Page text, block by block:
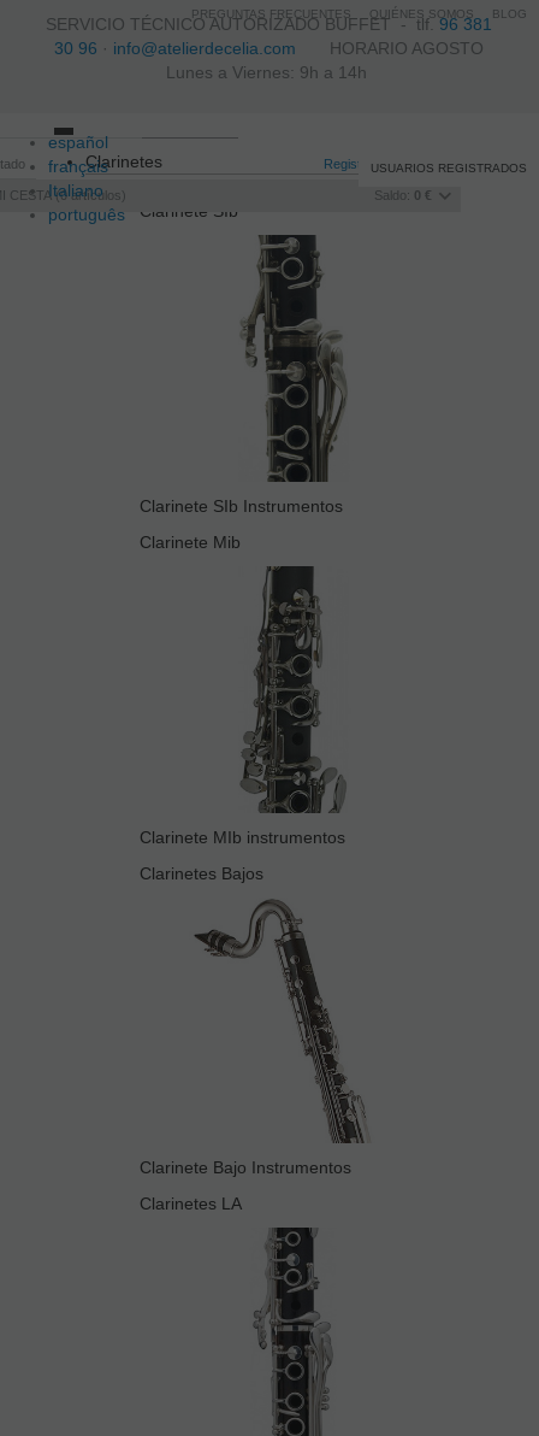
SERVICIO TÉCNICO AUTORIZADO BUFFET -tlf.96 381
30 96 · info@atelierdecelia.com HORARIO AGOSTO
Lunes a Viernes: 9h a 14h
español
français
Italiano
português
Registro /Iniciar sesión
CESTA 0artículos Saldo: 0 €
USUARIOS REGISTRADOS
Toggle
navigation
Clarinetes
Clarinete SIb
Clarinete SIb Instrumentos
Clarinete Mib
Clarinete MIb instrumentos
Clarinetes Bajos
Clarinete Bajo Instrumentos
Clarinetes LA
PREGUNTAS FRECUENTES QUIÉNES SOMOS BLOG